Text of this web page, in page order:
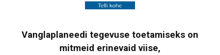
Vanglaplaneedi tegevuse toetamiseks on
mitmeid erinevaid viise,